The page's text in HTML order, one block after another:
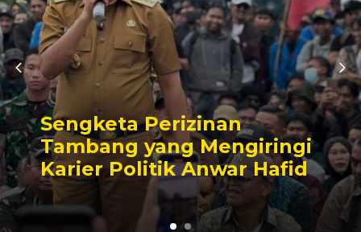
Sengketa Perizinan
Tambang yang Mengiringi
Karier Politik Anwar Hafid